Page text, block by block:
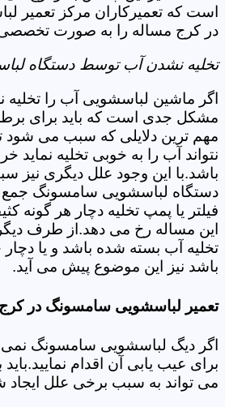
است که تعمیرکاران مرکز تعمیر
در کرج مساله را به صورت تخصصی
تخلیه نشدن آب توسط دستگاه
اگر ماشین لباسشویی آب را تخلیه
مشکل جدی است که باید برای
مهم ترین دلایلی که سبب می شود
نتواند آب را به خوبی تخلیه نماید
باشد.با این وجود علل دیگری نیز
دستگاه لباسشویی سامسونگ جمع
فیلتر یا پمپ تخلیه دچار هر گونه
این مساله رخ می دهد.از طرف
تخلیه آب بسته شده باشد و یا دچار
باشد نیز این موضوع پیش می آید.
تعمیر لباسشویی سامسونگ در کرج
اگر دیگ لباسشویی سامسونگ
برای عیب یابی آن اقدام نمایید.باید
می تواند به سبب برخی علل ایجاد